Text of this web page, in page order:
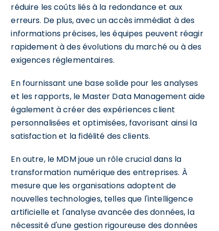
réduire les coûts liés à la redondance et aux
erreurs. De plus, avec un accès immédiat à des
informations précises, les équipes peuvent réagir
rapidement à des évolutions du marché ou à des
exigences réglementaires.
En fournissant une base solide pour les analyses
et les rapports, le Master Data Management aide
également à créer des expériences client
personnalisées et optimisées, favorisant ainsi la
satisfaction et la fidélité des clients.
En outre, le MDM joue un rôle crucial dans la
transformation numérique des entreprises. À
mesure que les organisations adoptent de
nouvelles technologies, telles que l'intelligence
artificielle et l'analyse avancée des données, la
nécessité d'une gestion rigoureuse des données